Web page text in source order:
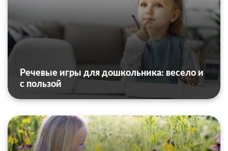
Речевые игры для дошкольника: весело и
с пользой